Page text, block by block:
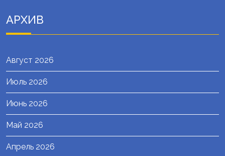
АРХИВ
Август 2026
Июль 2026
Июнь 2026
Май 2026
Апрель 2026